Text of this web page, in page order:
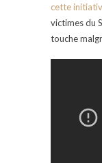
cette
victimes du
touche